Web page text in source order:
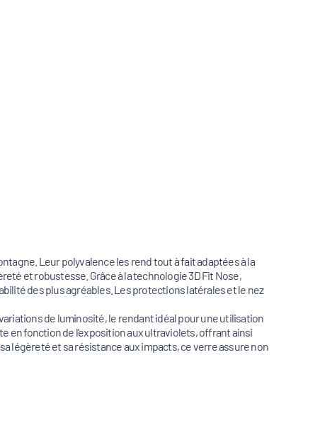
Leur polyvalence les rend tout à fait adaptées à la
et robustesse. Grâce à la technologie 3D Fit Nose,
des plus agréables. Les protections latérales et le nez
de luminosité, le rendant idéal pour une utilisation
en fonction de l'exposition aux ultraviolets, offrant ainsi
légèreté et sa résistance aux impacts, ce verre assure non